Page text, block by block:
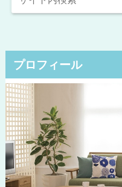
プロフィール